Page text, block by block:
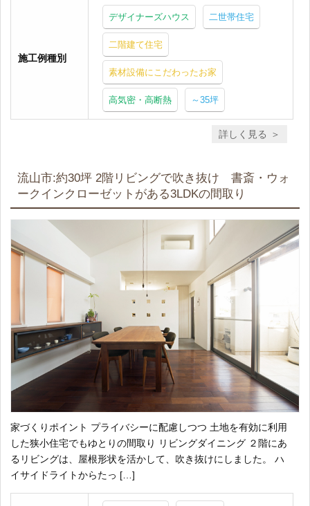
施工例種別
デザイナーズハウス 二世帯住宅
二階建て住宅
素材設備にこだわったお家
高気密・高断熱 ～35坪
詳しく見る
流山市:約30坪 2階リビングで吹き抜け 書斎・ウォ
ークインクローゼットがある3LDKの間取り
家づくりポイント プライバシーに配慮しつつ 土地を有効に利用
した狭小住宅でもゆとりの間取り リビングダイニング ２階にあ
るリビングは、屋根形状を活かして、吹き抜けにしました。 ハ
イサイドライトからたっ […]